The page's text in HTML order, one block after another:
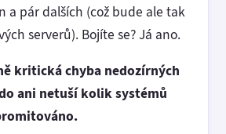
a pár dalších (což bude ale tak
serverů). Bojíte se? Já ano.
kritická chyba nedozírných
ani netuší kolik systémů